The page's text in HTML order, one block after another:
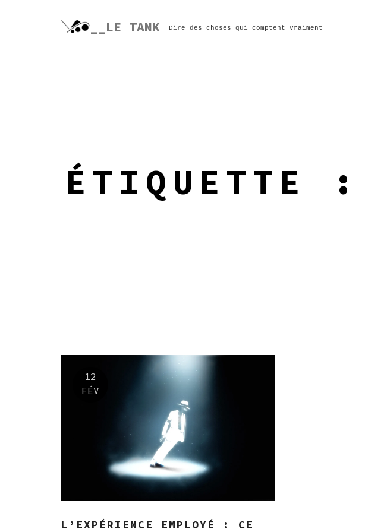
__LE TANK Dire des choses qui comptent vraiment
ÉTIQUETTE :
12
FÉV
L’EXPÉRIENCE EMPLOYÉ : CE